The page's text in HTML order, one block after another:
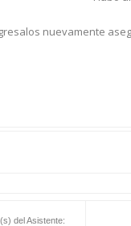
nuevamente
del Asistente: